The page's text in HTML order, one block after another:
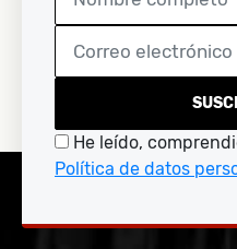
He leído,
Política de datos